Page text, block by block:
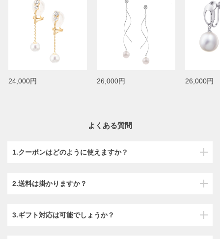
24,000円 26,000円 26,000円
よくある質問
1.クーポンはどのように使えますか？
2.送料は掛かりますか？
3.ギフト対応は可能でしょうか？